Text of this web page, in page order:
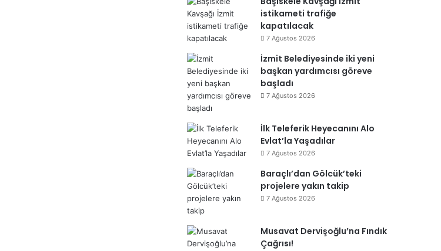
istikameti trafiğe
kapatılacak
7 Ağustos 2026
İzmit Belediyesinde iki yeni
başkan yardımcısı göreve
başladı
7 Ağustos 2026
İlk Teleferik Heyecanını Alo
Evlat’la Yaşadılar
7 Ağustos 2026
Baraçlı’dan Gölcük’teki
projelere yakın takip
7 Ağustos 2026
Musavat Dervişoğlu’na Fındık
Çağrısı!